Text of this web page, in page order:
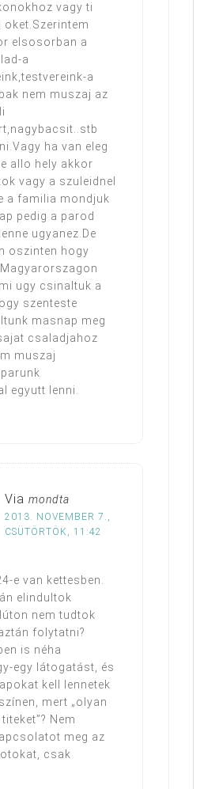
vagy ti
oket.Szerintem
elsosorban a
a
a
nem muszaj az
ha van eleg
allo hely akkor
vagy a szuleidnel
a familia mondjuk
pedig a parod
ugyanez.De
oszinten hogy
ugy csinaltuk a
szenteste
masnap meg
csaladjahoz
muszaj
egyutt lenni.
Via mondta
2013. NOVEMBER 7.,
CSÜTÖRTÖK, 11:42
e van kettesben.
elindultok
nem tudtok
folytatni?
is néha
egy látogatást, és
kell lennetek
mert „olyan
Nem
meg az
csak